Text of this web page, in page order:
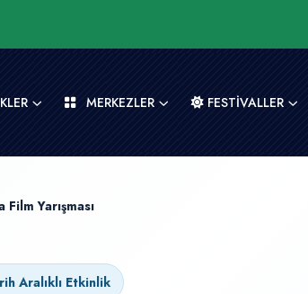
MERKEZLER FESTİVALLER
Yarışması
Aralıklı Etkinlik